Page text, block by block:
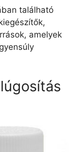
található
amelyek